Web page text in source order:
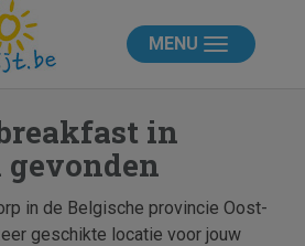
MENU
in
gevonden
in de Belgische provincie Oost-
geschikte locatie voor jouw